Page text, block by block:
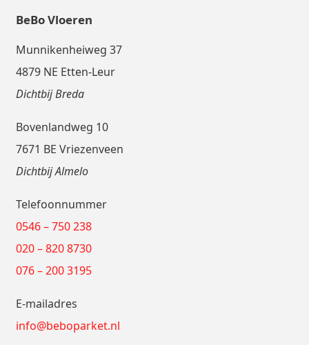
BeBo Vloeren
Munnikenheiweg 37
4879 NE Etten-Leur
Dichtbij Breda
Bovenlandweg 10
7671 BE Vriezenveen
Dichtbij Almelo
Telefoonnummer
0546 – 750 238
020 – 820 8730
076 – 200 3195
E-mailadres
info@beboparket.nl